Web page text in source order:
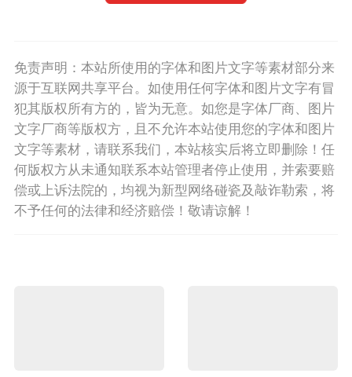
免责声明：本站所使用的字体和图片文字等素材部分来
源于互联网共享平台。如使用任何字体和图片文字有冒
犯其版权所有方的，皆为无意。如您是字体厂商、图片
文字厂商等版权方，且不允许本站使用您的字体和图片
文字等素材，请联系我们，本站核实后将立即删除！任
何版权方从未通知联系本站管理者停止使用，并索要赔
偿或上诉法院的，均视为新型网络碰瓷及敲诈勒索，将
不予任何的法律和经济赔偿！敬请谅解！